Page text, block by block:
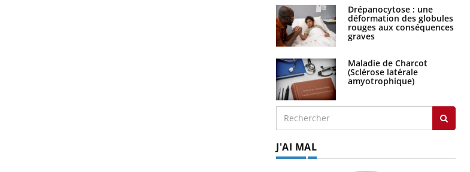
Drépanocytose : une
déformation des globules
rouges aux conséquences
graves
Maladie de Charcot
(Sclérose latérale
amyotrophique)
J'AI MAL